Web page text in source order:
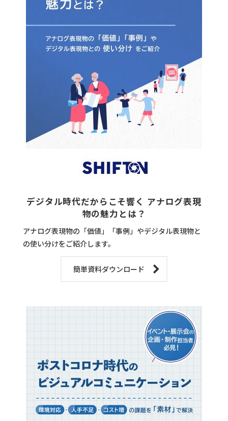
デジタル時代だからこそ響く アナログ表現
物の魅力とは？
アナログ表現物の「価値」「事例」やデジタル表現物と
の使い分けをご紹介します。
簡単資料ダウンロード